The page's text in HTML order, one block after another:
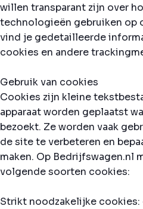
willen transparant zijn over
technologieën gebruiken op
vind je gedetailleerde
cookies en andere
Gebruik van cookies
Cookies zijn kleine
apparaat worden geplaatst
bezoekt. Ze worden vaak
de site te verbeteren en
maken. Op Bedrijfswagen.nl
volgende soorten cookies:
Strikt noodzakelijke cookies: